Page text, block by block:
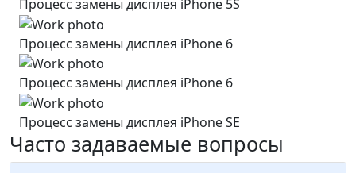
Процесс замены дисплея iPhone 5S
Процесс замены дисплея iPhone 6
Процесс замены дисплея iPhone 6
Процесс замены дисплея iPhone SE
Часто задаваемые вопросы